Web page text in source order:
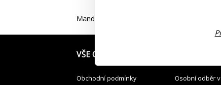
Mandolína je dodávána v kvalitním
VŠE O NÁKUPU
Obchodní podmínky
Osobní odběr